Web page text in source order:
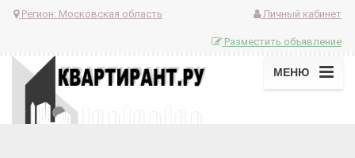
Регион: Московская область Личный кабинет
Разместить объявление
МЕНЮ